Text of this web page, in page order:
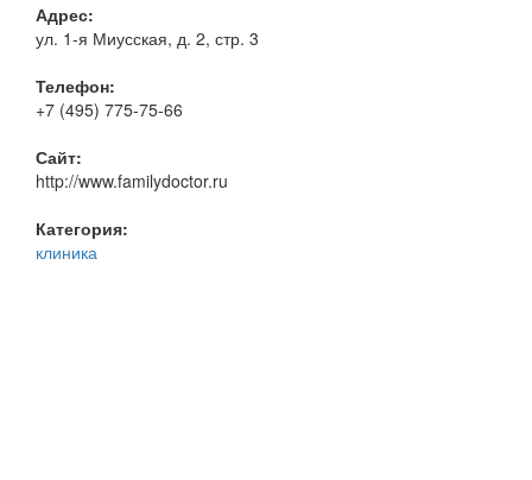
Адрес:
ул. 1-я Миусская, д. 2, стр. 3
Телефон:
+7 (495) 775-75-66
Сайт:
http://www.familydoctor.ru
Категория:
клиника